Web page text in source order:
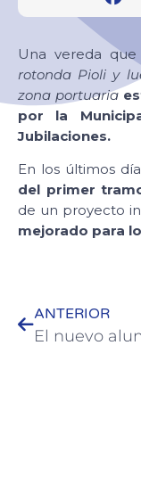
Una vereda
rotonda Pioli y
zona portuaria
por la
Jubilaciones.
En los últimos
del primer
de un proyecto
mejorado para
ANTERIOR